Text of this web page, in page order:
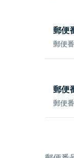
郵便
郵便
郵便
郵便